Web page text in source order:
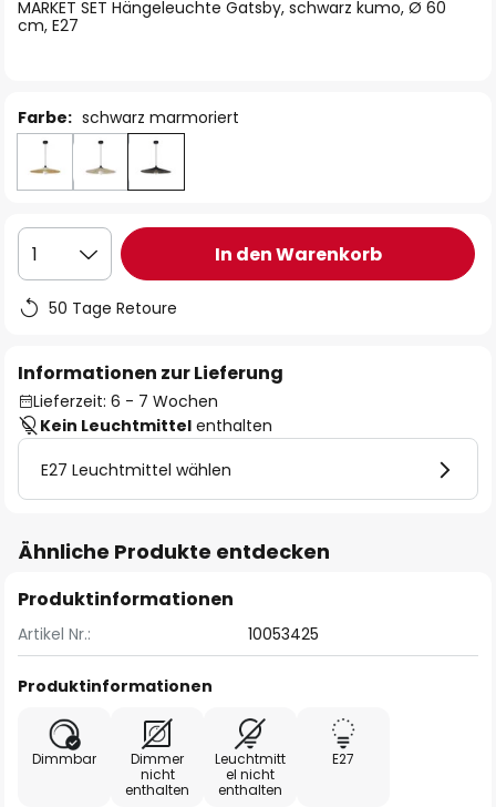
MARKET SET Hängeleuchte Gatsby, schwarz kumo, Ø 60
cm, E27
Farbe: schwarz marmoriert
1 In den Warenkorb
50 Tage Retoure
Informationen zur Lieferung
Lieferzeit: 6 - 7 Wochen
Kein Leuchtmittel enthalten
E27 Leuchtmittel wählen
Ähnliche Produkte entdecken
Produktinformationen
Artikel Nr.: 10053425
Produktinformationen
Dimmbar
Dimmer
nicht
enthalten
Leuchtmitt
el nicht
enthalten
E27